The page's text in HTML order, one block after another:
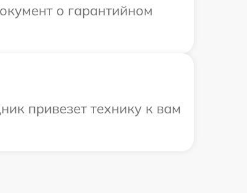
о гарантийном
привезет технику к вам